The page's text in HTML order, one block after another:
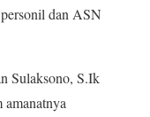
dan ASN
Sulaksono, S.Ik